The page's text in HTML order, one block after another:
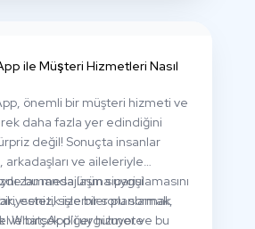
ile Müşteri Hizmetleri Nasıl
önemli bir müşteri hizmeti ve
daha fazla yer edindiğini
değil! Sonuçta insanlar
ve aileleriyle
zamanda ürün siparişi
estetik işlemler planlamak,
ve birçok diğer hizmete
bu mesajlaşma uygulamasını
size bir soru sormak
WhatsApp’ı uyguluyor ve bu